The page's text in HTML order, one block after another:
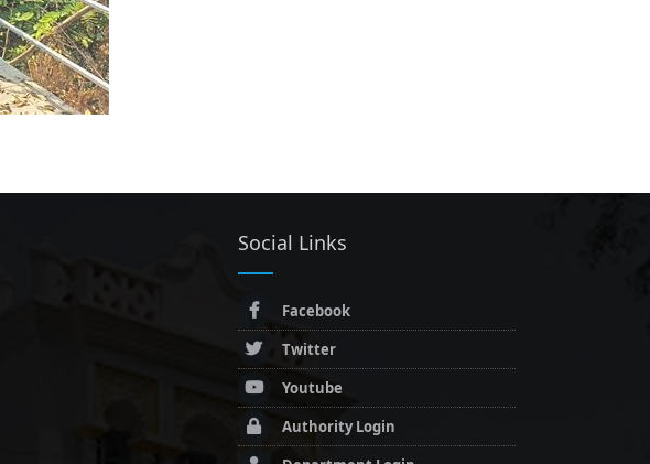
Social Links
Facebook
Twitter
Youtube
Authority Login